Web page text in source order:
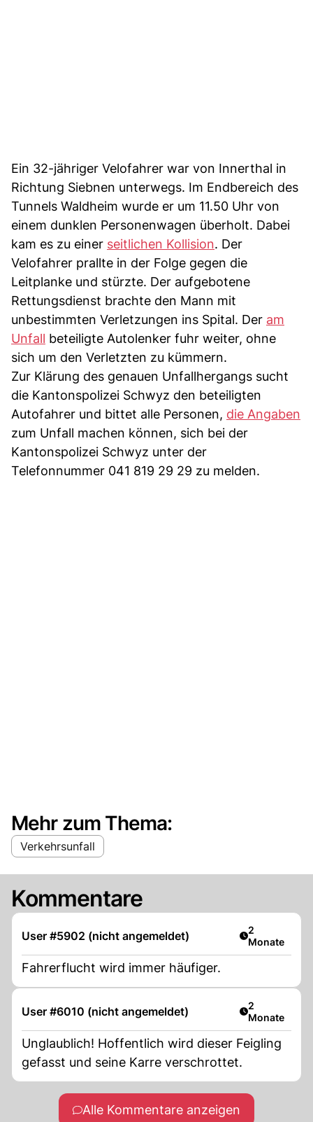
Ein 32-jähriger Velofahrer war von Innerthal in
Richtung Siebnen unterwegs. Im Endbereich des
Tunnels Waldheim wurde er um 11.50 Uhr von
einem dunklen Personenwagen überholt. Dabei
kam es zu einer seitlichen Kollision. Der
Velofahrer prallte in der Folge gegen die
Leitplanke und stürzte. Der aufgebotene
Rettungsdienst brachte den Mann mit
unbestimmten Verletzungen ins Spital. Der am
Unfall beteiligte Autolenker fuhr weiter, ohne
sich um den Verletzten zu kümmern.
Zur Klärung des genauen Unfallhergangs sucht
die Kantonspolizei Schwyz den beteiligten
Autofahrer und bittet alle Personen, die Angaben
zum Unfall machen können, sich bei der
Kantonspolizei Schwyz unter der
Telefonnummer 041 819 29 29 zu melden.
Mehr zum Thema:
Verkehrsunfall
Kommentare
User #5902 (nicht angemeldet) Artikel
2
Monate
Fahrerflucht wird immer häufiger.
User #6010 (nicht angemeldet) Artikel
2
Monate
Unglaublich! Hoffentlich wird dieser Feigling
gefasst und seine Karre verschrottet.
Alle Kommentare anzeigen